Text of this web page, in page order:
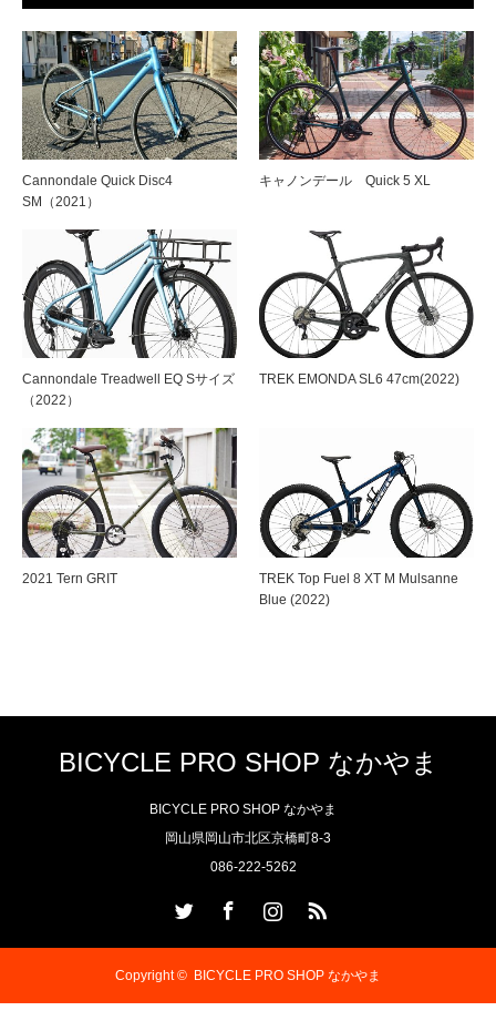
Cannondale Quick Disc4
SM（2021）
キャノンデール Quick 5 XL
Cannondale Treadwell EQ Sサイズ
（2022）
TREK EMONDA SL6 47cm(2022)
2021 Tern GRIT
TREK Top Fuel 8 XT M Mulsanne
Blue (2022)
BICYCLE PRO SHOP なかやま
BICYCLE PRO SHOP なかやま
岡山県岡山市北区京橋町8-3
086-222-5262
Copyright © BICYCLE PRO SHOP なかやま